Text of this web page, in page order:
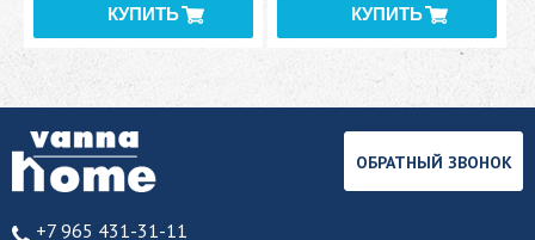
+7 965 431-31-11
ОБРАТНЫЙ ЗВОНОК